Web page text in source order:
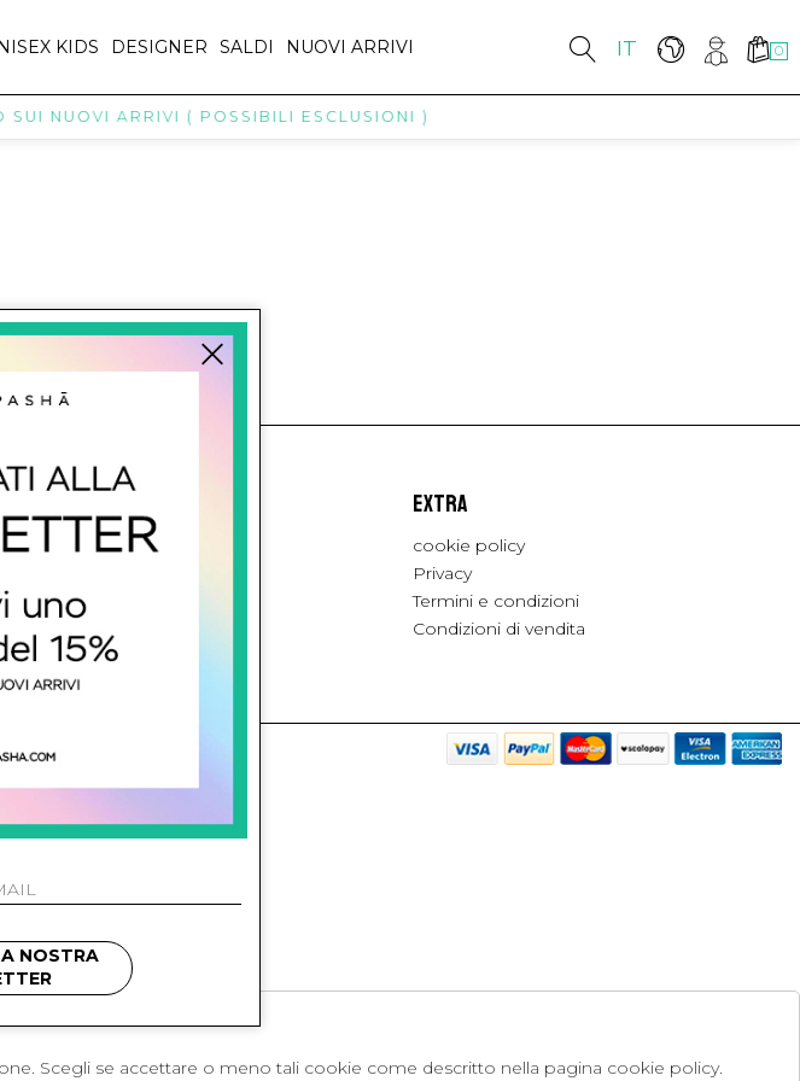
IT 0
KIDS DESIGNER SALDI NUOVI ARRIVI
NUOVI ARRIVI ( POSSIBILI ESCLUSIONI )
L'azienda
Contatti
Pagamenti
Spedizione
EXTRA
cookie policy
Privacy
Termini e condizioni
Condizioni di vendita
NOSTRA
Scegli se accettare o meno tali cookie come descritto nella pagina cookie policy.